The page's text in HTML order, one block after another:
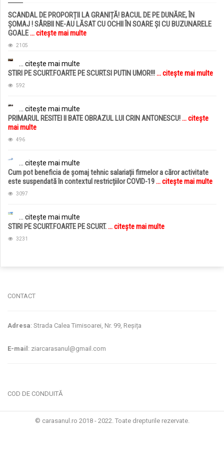
SCANDAL DE PROPORȚII LA GRANIȚĂ! BACUL DE PE DUNĂRE, ÎN
ȘOMAJ ! SÂRBII NE-AU LĂSAT CU OCHII ÎN SOARE ȘI CU BUZUNARELE
GOALE... citește mai multe
2105
... citește mai multe
STIRI PE SCURT.FOARTE PE SCURT.SI PUTIN UMOR!!!... citește mai multe
592
... citește mai multe
PRIMARUL RESITEI II BATE OBRAZUL LUI CRIN ANTONESCU!... citește
mai multe
496
... citește mai multe
Cum pot beneficia de șomaj tehnic salariații firmelor a căror activitate
este suspendată în contextul restricțiilor COVID-19... citește mai multe
3097
... citește mai multe
STIRI PE SCURT.FOARTE PE SCURT.... citește mai multe
3231
CONTACT
Adresa: Strada Calea Timisoarei, Nr. 99, Reșița
E-mail : ziarcarasanul@gmail.com
COD DE CONDUITĂ
© carasanul.ro 2018 - 2022. Toate drepturile rezervate.